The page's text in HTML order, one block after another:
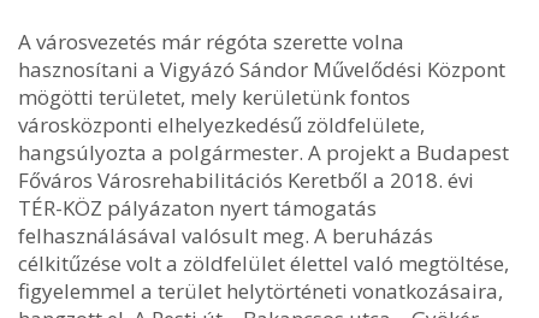
A városvezetés már régóta szerette volna
hasznosítani a Vigyázó Sándor Művelődési Központ
mögötti területet, mely kerületünk fontos
városközponti elhelyezkedésű zöldfelülete,
hangsúlyozta a polgármester. A projekt a Budapest
Főváros Városrehabilitációs Keretből a 2018. évi
TÉR-KÖZ pályázaton nyert támogatás
felhasználásával valósult meg. A beruházás
célkitűzése volt a zöldfelület élettel való megtöltése,
figyelemmel a terület helytörténeti vonatkozásaira,